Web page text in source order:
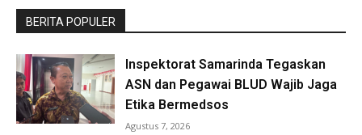
BERITA POPULER
Inspektorat Samarinda Tegaskan
ASN dan Pegawai BLUD Wajib Jaga
Etika Bermedsos
Agustus 7, 2026